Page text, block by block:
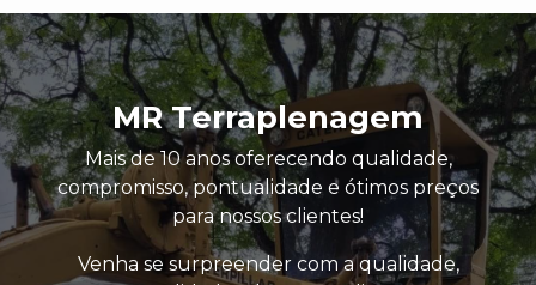
MR Terraplenagem
Mais de 10 anos oferecendo qualidade,
compromisso, pontualidade e ótimos preços
para nossos clientes!
Venha se surpreender com a qualidade,